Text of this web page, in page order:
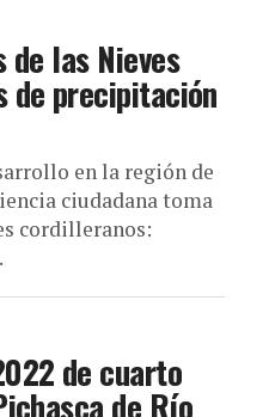
de las Nieves
de precipitación
en la región de
ciudadana toma
cordilleranos:
de cuarto
de Río